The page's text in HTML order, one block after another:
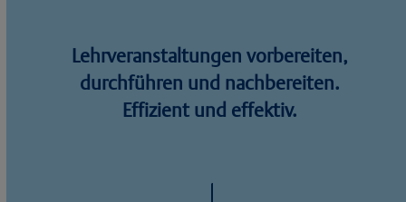
Lehrveranstaltungen vorbereiten,
durchführen und nachbereiten.
Effizient und effektiv.